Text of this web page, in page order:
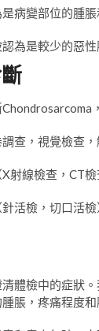
病變部位的腫脹
為是較少的惡
查，視覺檢查，
射線檢查，CT
活檢，切口活檢
體檢中的症狀
脹，疼痛程度和